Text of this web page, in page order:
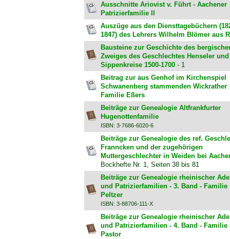
Ausschnitte Ariovist v. Führt - Aachener
Patrizierfamilie II
Auszüge aus den Diensttagebüchern
1847) des Lehrers Wilhelm Blömer aus
Bausteine zur Geschichte des
Zweiges des Geschlechtes Henseler
Sippenkreise 1500-1700- 1
Beitrag zur aus Genhof im Kirchenspiel
Schwanenberg stammenden Wickrather
Familie Eßers
Beiträge zur Genealogie Altfrankfurter
Hugenottenfamilie
ISBN: 3-7686-6020-6
Beiträge zur Genealogie des ref.
Franncken und der zugehörigen
Muttergeschlechter in Weiden bei
Bockhefte Nr. 1, Seiten 38 bis 81
Beiträge zur Genealogie rheinischer
und Patrizierfamilien - 3. Band - Familie
Peltzer
ISBN: 3-88706-111-X
Beiträge zur Genealogie rheinischer
und Patrizierfamilien - 4. Band - Familie
Pastor